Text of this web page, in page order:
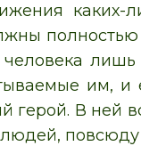
каких-
полностью
человека
им, и
герой. В ней
повсюду